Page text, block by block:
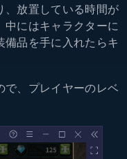
、放置している時間が
にはキャラクターに
備品を手に入れたらキ
で、プレイヤーのレベ